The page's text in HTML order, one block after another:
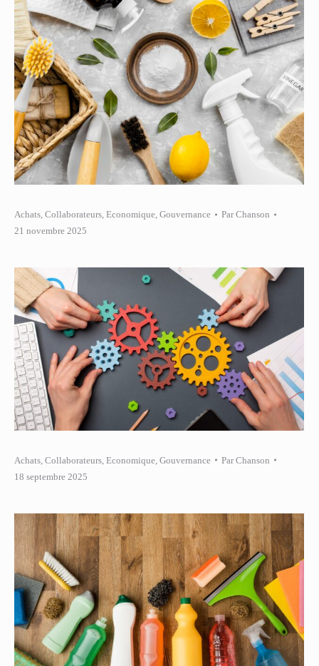
Achats, Collaborateurs, Economique, Gouvernance ParChanson
21 novembre 2025
Achats Collaborateurs Economique Gouvernance ParChanson
18 septembre 2025